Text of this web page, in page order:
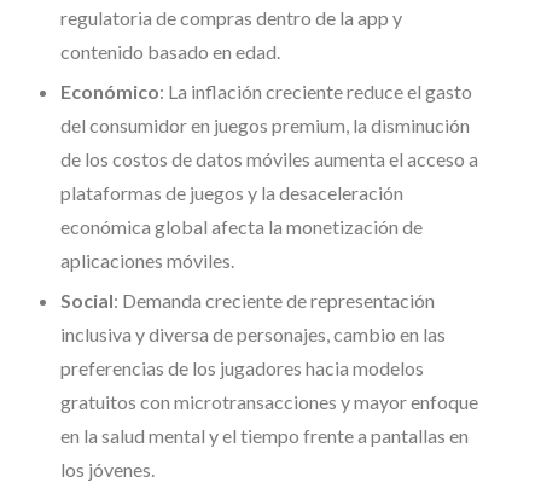
regulatoria de compras dentro de la app y
contenido basado en edad.
Económico: La inflación creciente reduce el gasto
del consumidor en juegos premium, la disminución
de los costos de datos móviles aumenta el acceso a
plataformas de juegos y la desaceleración
económica global afecta la monetización de
aplicaciones móviles.
Social: Demanda creciente de representación
inclusiva y diversa de personajes, cambio en las
preferencias de los jugadores hacia modelos
gratuitos con microtransacciones y mayor enfoque
en la salud mental y el tiempo frente a pantallas en
los jóvenes.